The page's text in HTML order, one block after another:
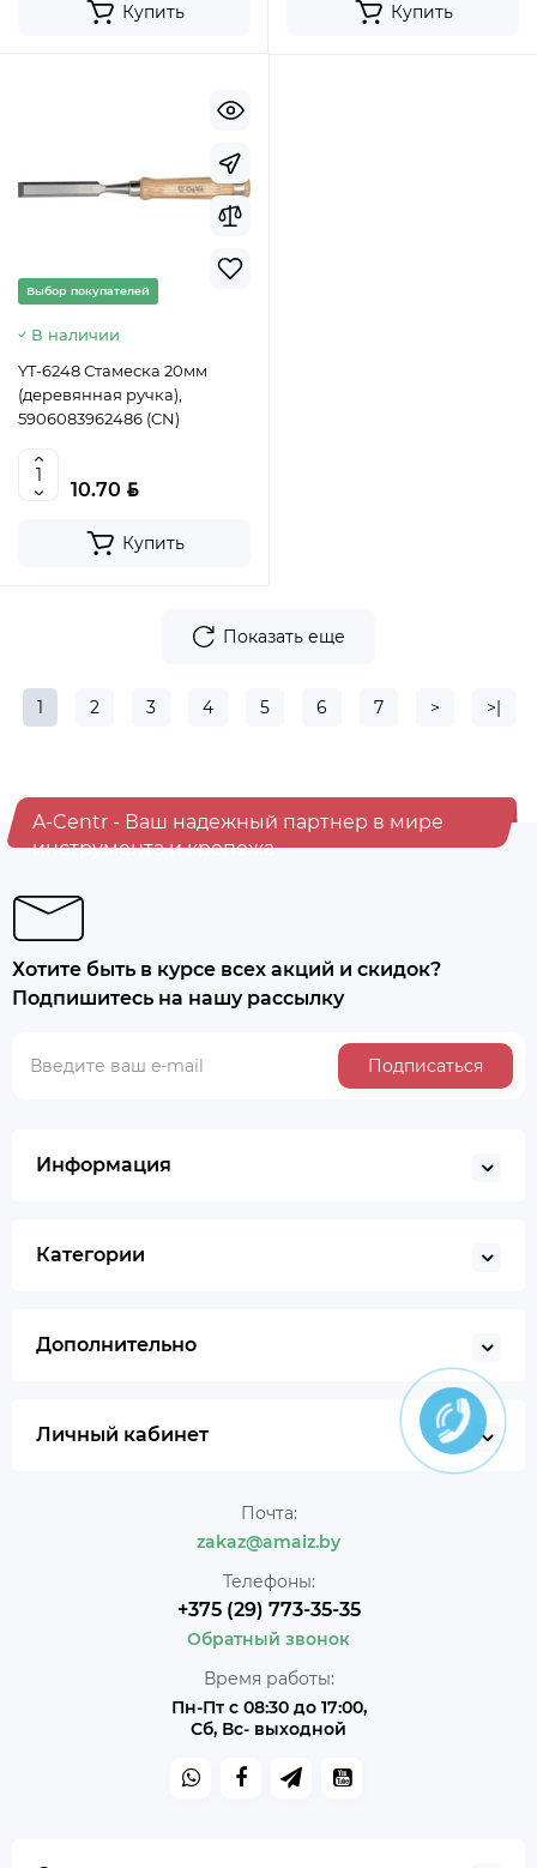
Купить Купить
Выбор покупателей
В наличии
YT-6248 Стамеска 20мм
(деревянная ручка),
5906083962486 (CN)
10.70 BYN
Купить
Показать еще
1 2 3 4 5 6 7 > >|
A-Centr - Ваш надежный партнер в мире
инструмента и крепежа
Хотите быть в курсе всех акций и скидок?
Подпишитесь на нашу рассылку
Подписаться
Информация
Категории
Дополнительно
Личный кабинет
Почта:
zakaz@amaiz.by
Телефоны:
+375 (29) 773-35-35
Обратный звонок
Время работы:
Пн-Пт с 08:30 до 17:00,
Сб, Вс- выходной